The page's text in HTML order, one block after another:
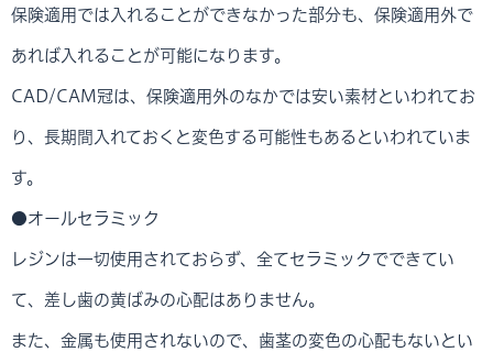
保険適用では入れることができなかった部分も、保険適用外で
あれば入れることが可能になります。
CAD/CAM冠は、保険適用外のなかでは安い素材といわれてお
り、長期間入れておくと変色する可能性もあるといわれていま
す。
●オールセラミック
レジンは一切使用されておらず、全てセラミックでできてい
て、差し歯の黄ばみの心配はありません。
また、金属も使用されないので、歯茎の変色の心配もないとい